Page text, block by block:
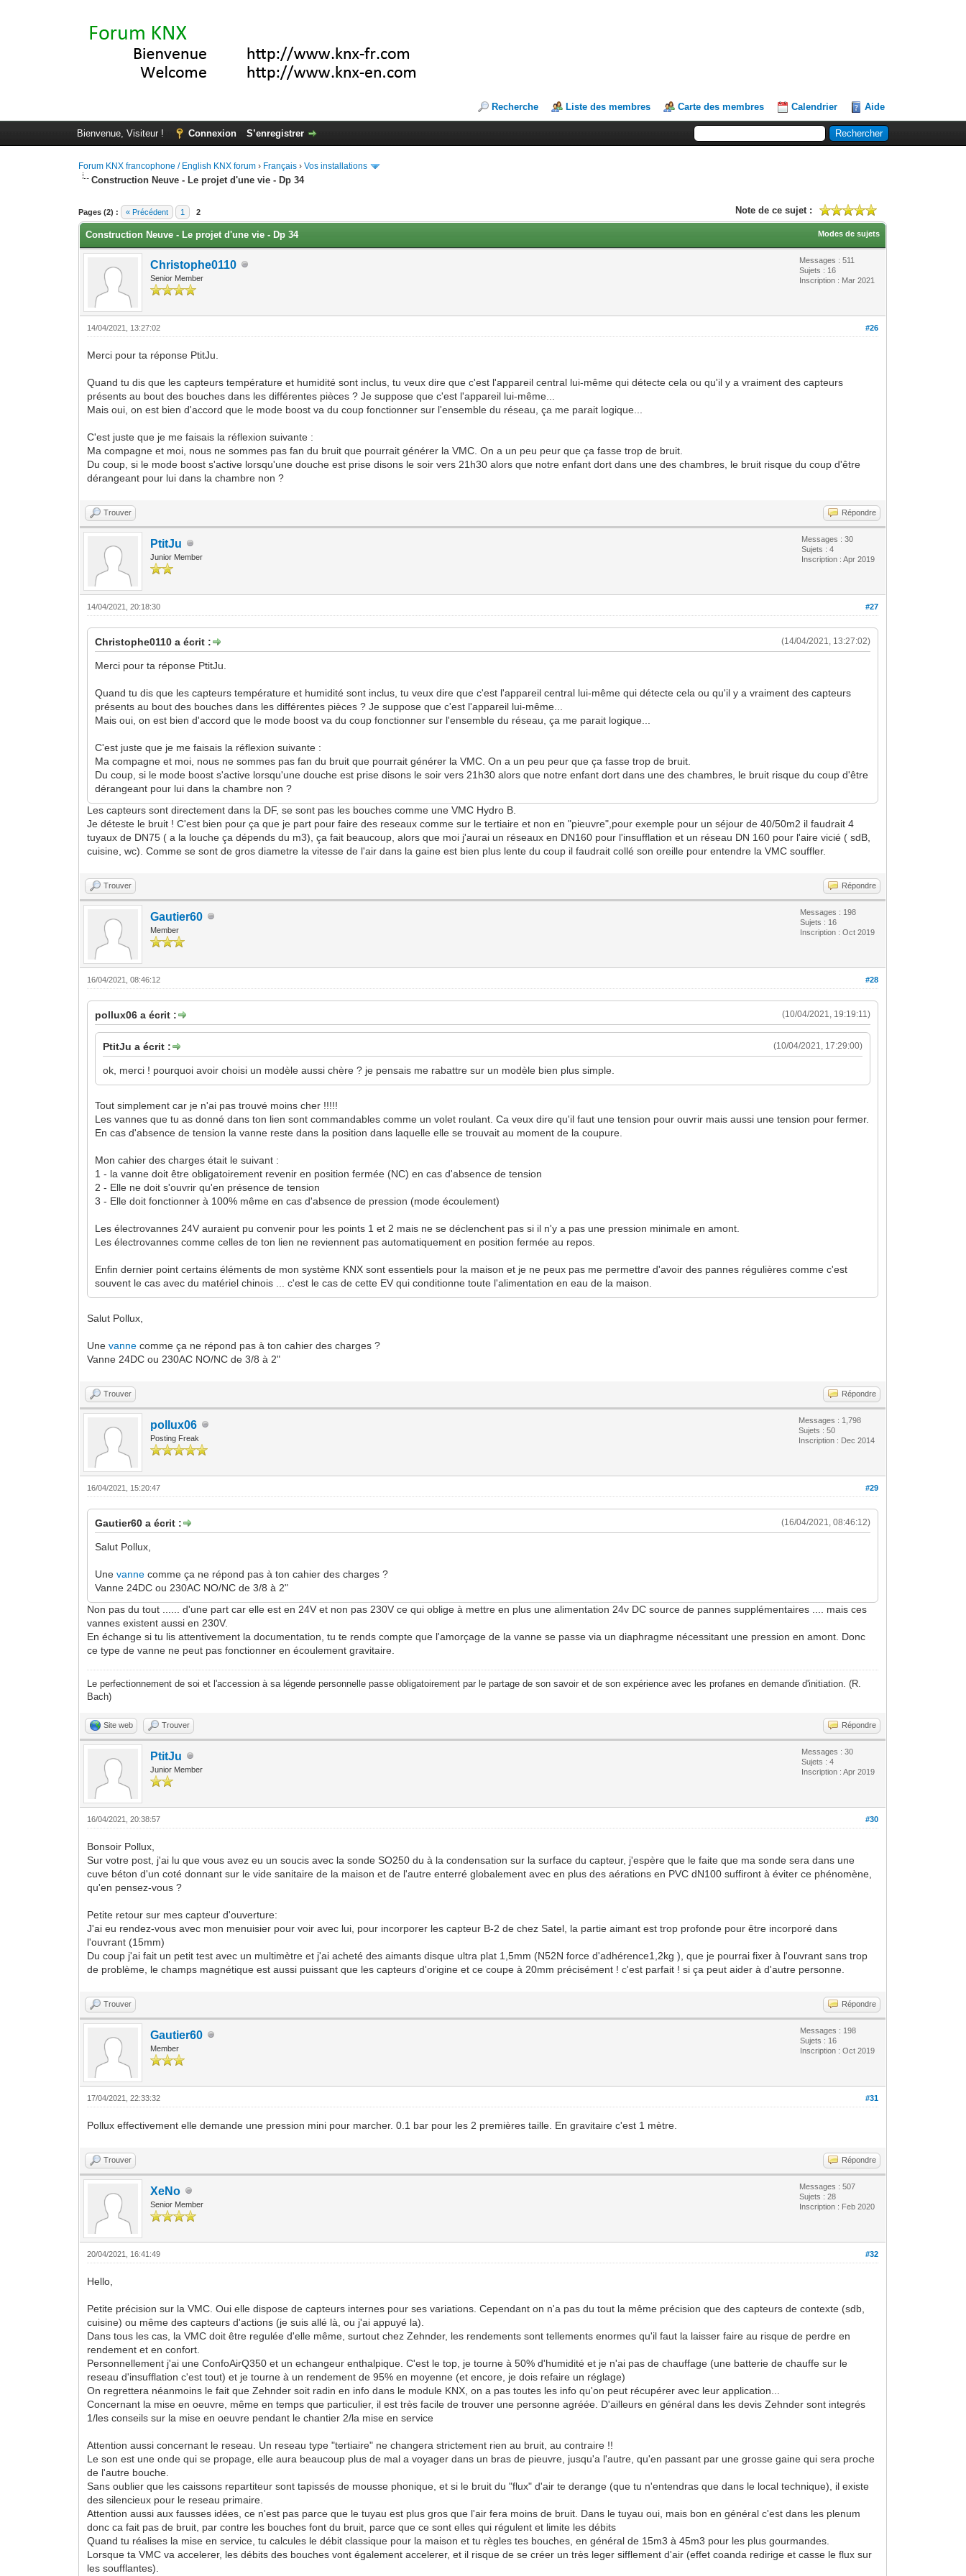
Recherche Liste des membres Carte des membres Calendrier Aide
Bienvenue, Visiteur ! Connexion S’enregistrer
Forum KNX francophone / English KNX forum › Français ›Vos installations
Construction Neuve - Le projet d'une vie - Dp 34
Pages (2) : « Précédent 1 2 Note de ce sujet :
Moyenne : 5 (1 vote(s))
1
2
3
4
5
Modes de sujets
Construction Neuve - Le projet d'une vie - Dp 34
Christophe0110
Senior Member
Messages : 511
Sujets : 16
Inscription : Mar 2021
#26
14/04/2021, 13:27:02
Merci pour ta réponse PtitJu.
Quand tu dis que les capteurs température et humidité sont inclus, tu veux dire que c'est l'appareil central lui-même qui détecte cela ou qu'il y a vraiment des capteurs
présents au bout des bouches dans les différentes pièces ? Je suppose que c'est l'appareil lui-même...
Mais oui, on est bien d'accord que le mode boost va du coup fonctionner sur l'ensemble du réseau, ça me parait logique...
C'est juste que je me faisais la réflexion suivante :
Ma compagne et moi, nous ne sommes pas fan du bruit que pourrait générer la VMC. On a un peu peur que ça fasse trop de bruit.
Du coup, si le mode boost s'active lorsqu'une douche est prise disons le soir vers 21h30 alors que notre enfant dort dans une des chambres, le bruit risque du coup d'être
dérangeant pour lui dans la chambre non ?
Trouver Répondre
PtitJu
Junior Member
Messages : 30
Sujets : 4
Inscription : Apr 2019
#27
14/04/2021, 20:18:30
(14/04/2021, 13:27:02)
Christophe0110 a écrit :
Merci pour ta réponse PtitJu.
Quand tu dis que les capteurs température et humidité sont inclus, tu veux dire que c'est l'appareil central lui-même qui détecte cela ou qu'il y a vraiment des capteurs
présents au bout des bouches dans les différentes pièces ? Je suppose que c'est l'appareil lui-même...
Mais oui, on est bien d'accord que le mode boost va du coup fonctionner sur l'ensemble du réseau, ça me parait logique...
C'est juste que je me faisais la réflexion suivante :
Ma compagne et moi, nous ne sommes pas fan du bruit que pourrait générer la VMC. On a un peu peur que ça fasse trop de bruit.
Du coup, si le mode boost s'active lorsqu'une douche est prise disons le soir vers 21h30 alors que notre enfant dort dans une des chambres, le bruit risque du coup d'être
dérangeant pour lui dans la chambre non ?
Les capteurs sont directement dans la DF, se sont pas les bouches comme une VMC Hydro B.
Je déteste le bruit ! C'est bien pour ça que je part pour faire des reseaux comme sur le tertiaire et non en "pieuvre",pour exemple pour un séjour de 40/50m2 il faudrait 4
tuyaux de DN75 ( a la louche ça dépends du m3), ça fait beaucoup, alors que moi j'aurai un réseaux en DN160 pour l'insufflation et un réseau DN 160 pour l'aire vicié ( sdB,
cuisine, wc). Comme se sont de gros diametre la vitesse de l'air dans la gaine est bien plus lente du coup il faudrait collé son oreille pour entendre la VMC souffler.
Trouver Répondre
Gautier60
Member
Messages : 198
Sujets : 16
Inscription : Oct 2019
#28
16/04/2021, 08:46:12
(10/04/2021, 19:19:11)
pollux06 a écrit :
(10/04/2021, 17:29:00)
PtitJu a écrit :
ok, merci ! pourquoi avoir choisi un modèle aussi chère ? je pensais me rabattre sur un modèle bien plus simple.
Tout simplement car je n'ai pas trouvé moins cher !!!!!
Les vannes que tu as donné dans ton lien sont commandables comme un volet roulant. Ca veux dire qu'il faut une tension pour ouvrir mais aussi une tension pour fermer.
En cas d'absence de tension la vanne reste dans la position dans laquelle elle se trouvait au moment de la coupure.
Mon cahier des charges était le suivant :
1 - la vanne doit être obligatoirement revenir en position fermée (NC) en cas d'absence de tension
2 - Elle ne doit s'ouvrir qu'en présence de tension
3 - Elle doit fonctionner à 100% même en cas d'absence de pression (mode écoulement)
Les électrovannes 24V auraient pu convenir pour les points 1 et 2 mais ne se déclenchent pas si il n'y a pas une pression minimale en amont.
Les électrovannes comme celles de ton lien ne reviennent pas automatiquement en position fermée au repos.
Enfin dernier point certains éléments de mon système KNX sont essentiels pour la maison et je ne peux pas me permettre d'avoir des pannes régulières comme c'est
souvent le cas avec du matériel chinois ... c'est le cas de cette EV qui conditionne toute l'alimentation en eau de la maison.
Salut Pollux,
Unevanne comme ça ne répond pas à ton cahier des charges ?
Vanne 24DC ou 230AC NO/NC de 3/8 à 2"
Trouver Répondre
pollux06
Posting Freak
Messages : 1,798
Sujets : 50
Inscription : Dec 2014
#29
16/04/2021, 15:20:47
(16/04/2021, 08:46:12)
Gautier60 a écrit :
Salut Pollux,
Unevanne comme ça ne répond pas à ton cahier des charges ?
Vanne 24DC ou 230AC NO/NC de 3/8 à 2"
Non pas du tout ...... d'une part car elle est en 24V et non pas 230V ce qui oblige à mettre en plus une alimentation 24v DC source de pannes supplémentaires .... mais ces
vannes existent aussi en 230V.
En échange si tu lis attentivement la documentation, tu te rends compte que l'amorçage de la vanne se passe via un diaphragme nécessitant une pression en amont. Donc
ce type de vanne ne peut pas fonctionner en écoulement gravitaire.
Le perfectionnement de soi et l'accession à sa légende personnelle passe obligatoirement par le partage de son savoir et de son expérience avec les profanes en demande d'initiation. (R.
Bach)
Site web Trouver Répondre
PtitJu
Junior Member
Messages : 30
Sujets : 4
Inscription : Apr 2019
#30
16/04/2021, 20:38:57
Bonsoir Pollux,
Sur votre post, j'ai lu que vous avez eu un soucis avec la sonde SO250 du à la condensation sur la surface du capteur, j'espère que le faite que ma sonde sera dans une
cuve béton d'un coté donnant sur le vide sanitaire de la maison et de l'autre enterré globalement avec en plus des aérations en PVC dN100 suffiront à éviter ce phénomène,
qu'en pensez-vous ?
Petite retour sur mes capteur d'ouverture:
J'ai eu rendez-vous avec mon menuisier pour voir avec lui, pour incorporer les capteur B-2 de chez Satel, la partie aimant est trop profonde pour être incorporé dans
l'ouvrant (15mm)
Du coup j'ai fait un petit test avec un multimètre et j'ai acheté des aimants disque ultra plat 1,5mm (N52N force d'adhérence1,2kg ), que je pourrai fixer à l'ouvrant sans trop
de problème, le champs magnétique est aussi puissant que les capteurs d'origine et ce coupe à 20mm précisément ! c'est parfait ! si ça peut aider à d'autre personne.
Trouver Répondre
Gautier60
Member
Messages : 198
Sujets : 16
Inscription : Oct 2019
#31
17/04/2021, 22:33:32
Pollux effectivement elle demande une pression mini pour marcher. 0.1 bar pour les 2 premières taille. En gravitaire c'est 1 mètre.
Trouver Répondre
XeNo
Senior Member
Messages : 507
Sujets : 28
Inscription : Feb 2020
#32
20/04/2021, 16:41:49
Hello,
Petite précision sur la VMC. Oui elle dispose de capteurs internes pour ses variations. Cependant on n'a pas du tout la même précision que des capteurs de contexte (sdb,
cuisine) ou même des capteurs d'actions (je suis allé là, ou j'ai appuyé la).
Dans tous les cas, la VMC doit être regulée d'elle même, surtout chez Zehnder, les rendements sont tellements enormes qu'il faut la laisser faire au risque de perdre en
rendement et en confort.
Personnellement j'ai une ConfoAirQ350 et un echangeur enthalpique. C'est le top, je tourne à 50% d'humidité et je n'ai pas de chauffage (une batterie de chauffe sur le
reseau d'insufflation c'est tout) et je tourne à un rendement de 95% en moyenne (et encore, je dois refaire un réglage)
On regrettera néanmoins le fait que Zehnder soit radin en info dans le module KNX, on a pas toutes les info qu'on peut récupérer avec leur application...
Concernant la mise en oeuvre, même en temps que particulier, il est très facile de trouver une personne agréée. D'ailleurs en général dans les devis Zehnder sont integrés
1/les conseils sur la mise en oeuvre pendant le chantier 2/la mise en service
Attention aussi concernant le reseau. Un reseau type "tertiaire" ne changera strictement rien au bruit, au contraire !!
Le son est une onde qui se propage, elle aura beaucoup plus de mal a voyager dans un bras de pieuvre, jusqu'a l'autre, qu'en passant par une grosse gaine qui sera proche
de l'autre bouche.
Sans oublier que les caissons repartiteur sont tapissés de mousse phonique, et si le bruit du "flux" d'air te derange (que tu n'entendras que dans le local technique), il existe
des silencieux pour le reseau primaire.
Attention aussi aux fausses idées, ce n'est pas parce que le tuyau est plus gros que l'air fera moins de bruit. Dans le tuyau oui, mais bon en général c'est dans les plenum
donc ca fait pas de bruit, par contre les bouches font du bruit, parce que ce sont elles qui régulent et limite les débits
Quand tu réalises la mise en service, tu calcules le débit classique pour la maison et tu règles tes bouches, en général de 15m3 à 45m3 pour les plus gourmandes.
Lorsque ta VMC va accelerer, les débits des bouches vont également accelerer, et il risque de se créer un très leger sifflement d'air (effet coanda redirige et casse le flux sur
les soufflantes).